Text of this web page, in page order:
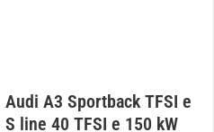
Audi A3 Sportback TFSI e
S line 40 TFSI e 150 kW